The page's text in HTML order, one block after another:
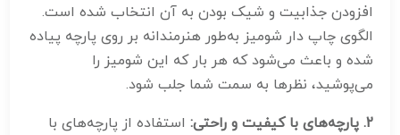
افزودن جذابیت و شیک بودن به آن انتخاب شده است.
الگوی چاپ دار شومیز به‌طور هنرمندانه بر روی پارچه پیاده
شده و باعث می‌شود که هر بار که این شومیز را
می‌پوشید، نظرها به سمت شما جلب شود.
2. پارچه‌های با کیفیت و راحتی:
استفاده از پارچه‌های با